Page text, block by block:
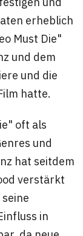
erheblich
Must Die"
und dem
und die
hatte.
oft als
und
hat seitdem
verstärkt
in